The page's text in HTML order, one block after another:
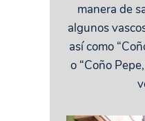
manera de
algunos
así como
o “Coño